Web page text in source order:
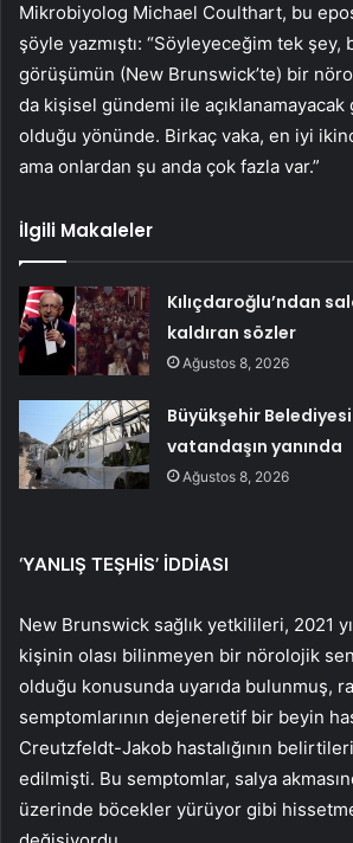
Mikrobiyolog Michael Coulthart, bu
şöyle yazmıştı: “Söyleyeceğim tek şey,
görüşümün (New Brunswick’te) bir
da kişisel gündemi ile
olduğu yönünde. Birkaç vaka, en iyi
ama onlardan şu anda çok fazla var.”
İlgili Makaleler
Kılıçdaroğlu’ndan
kaldıran sözler
Ağustos 8, 2026
Büyükşehir
vatandaşın yanında
Ağustos 8, 2026
‘YANLIŞ TEŞHİS’ İDDİASI
New Brunswick sağlık yetkilileri, 2021
kişinin olası bilinmeyen bir nörolojik
olduğu konusunda uyarıda bulunmuş,
semptomlarının dejeneretif bir beyin
Creutzfeldt-Jakob hastalığının
edilmişti. Bu semptomlar, salya
üzerinde böcekler yürüyor gibi